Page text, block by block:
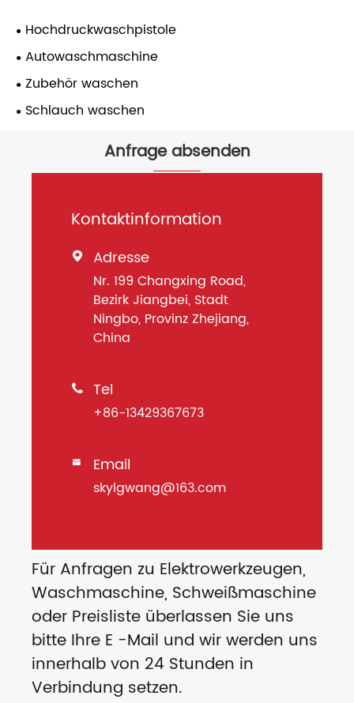
Hochdruckwaschpistole
Autowaschmaschine
Zubehör waschen
Schlauch waschen
Anfrage absenden
Kontaktinformation
 Adresse
Nr. 199 Changxing Road,
Bezirk Jiangbei, Stadt
Ningbo, Provinz Zhejiang,
China
 Tel
+86-13429367673
 Email
skylgwang@163.com
Für Anfragen zu Elektrowerkzeugen,
Waschmaschine, Schweißmaschine
oder Preisliste überlassen Sie uns
bitte Ihre E -Mail und wir werden uns
innerhalb von 24 Stunden in
Verbindung setzen.